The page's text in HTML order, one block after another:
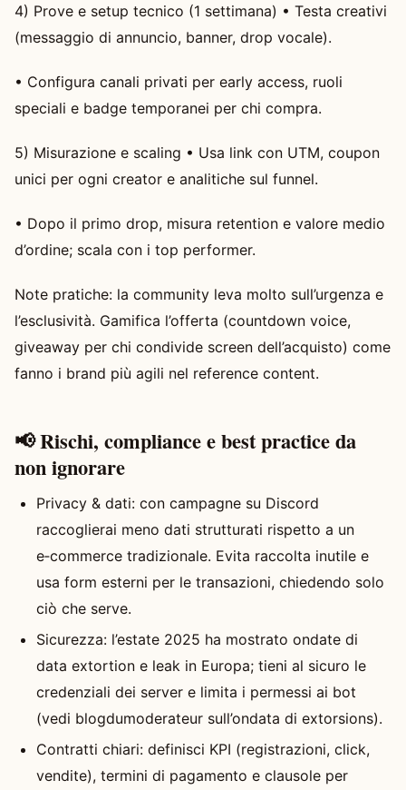
4) Prove e setup tecnico (1 settimana) • Testa creativi
(messaggio di annuncio, banner, drop vocale).
• Configura canali privati per early access, ruoli
speciali e badge temporanei per chi compra.
5) Misurazione e scaling • Usa link con UTM, coupon
unici per ogni creator e analitiche sul funnel.
• Dopo il primo drop, misura retention e valore medio
d’ordine; scala con i top performer.
Note pratiche: la community leva molto sull’urgenza e
l’esclusività. Gamifica l’offerta (countdown voice,
giveaway per chi condivide screen dell’acquisto) come
fanno i brand più agili nel reference content.
📢 Rischi, compliance e best practice da
non ignorare
Privacy & dati: con campagne su Discord
raccoglierai meno dati strutturati rispetto a un
e‑commerce tradizionale. Evita raccolta inutile e
usa form esterni per le transazioni, chiedendo solo
ciò che serve.
Sicurezza: l’estate 2025 ha mostrato ondate di
data extortion e leak in Europa; tieni al sicuro le
credenziali dei server e limita i permessi ai bot
(vedi blogdumoderateur sull’ondata di extorsions).
Contratti chiari: definisci KPI (registrazioni, click,
vendite), termini di pagamento e clausole per